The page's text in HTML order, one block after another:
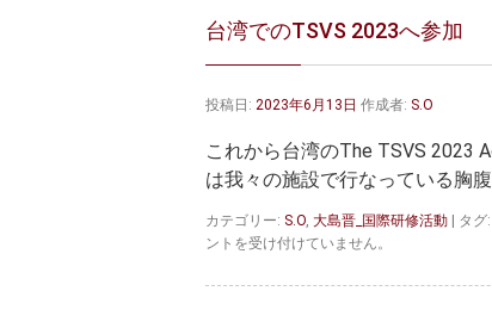
は
真
摯
な
度
感
動
は
台湾でのTSVS 2023へ参加
投稿日: 2023年6月13日 作成者: S.O
これから台湾のThe TSVS 2023
は我々の施設で行なっている胸
カテゴリー: S.O, 大島晋_国際研修活動 タグ:
ントを受け付けていません。